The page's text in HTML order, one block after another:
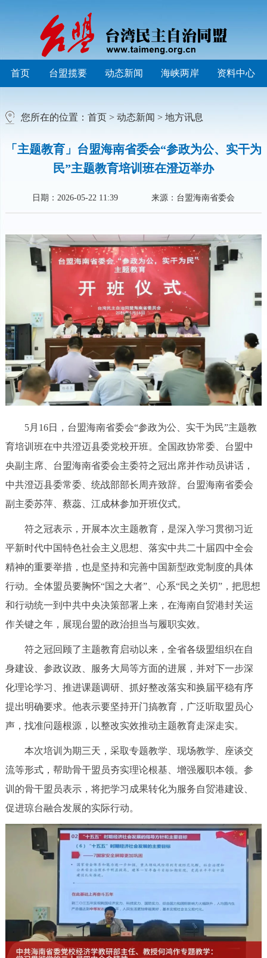
首页 台盟揽要 动态新闻 海峡两岸 资料中心
您所在的位置： 首页> 动态新闻 > 地方讯息
「主题教育」台盟海南省委会“参政为公、实干为
民”主题教育培训班在澄迈举办
日期：2026-05-22 11:39 来源：台盟海南省委会
5月16日，台盟海南省委会“参政为公、实干为民”主题教
育培训班在中共澄迈县委党校开班。全国政协常委、台盟中
央副主席、台盟海南省委会主委符之冠出席并作动员讲话，
中共澄迈县委常委、统战部部长周卉致辞。台盟海南省委会
副主委苏萍、蔡蕊、江成林参加开班仪式。
符之冠表示，开展本次主题教育，是深入学习贯彻习近
平新时代中国特色社会主义思想、落实中共二十届四中全会
精神的重要举措，也是坚持和完善中国新型政党制度的具体
行动。全体盟员要胸怀“国之大者”、心系“民之关切”，把思想
和行动统一到中共中央决策部署上来，在海南自贸港封关运
作关键之年，展现台盟的政治担当与履职实效。
符之冠回顾了主题教育启动以来，全省各级盟组织在自
身建设、参政议政、服务大局等方面的进展，并对下一步深
化理论学习、推进课题调研、抓好整改落实和换届平稳有序
提出明确要求。他表示要坚持开门搞教育，广泛听取盟员心
声，找准问题根源，以整改实效推动主题教育走深走实。
本次培训为期三天，采取专题教学、现场教学、座谈交
流等形式，帮助骨干盟员夯实理论根基、增强履职本领。参
训的骨干盟员表示，将把学习成果转化为服务自贸港建设、
促进琼台融合发展的实际行动。